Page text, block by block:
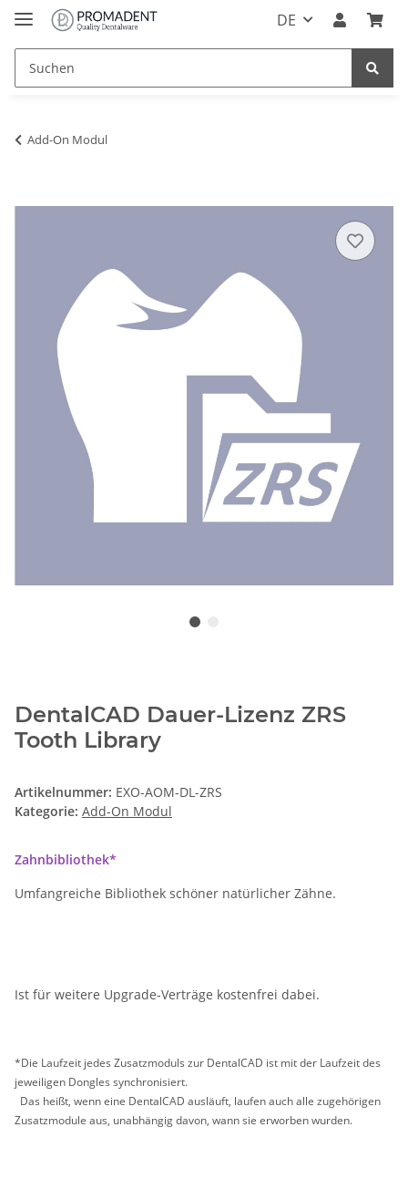
DE
Add-On Modul
DentalCAD Dauer-Lizenz ZRS
Tooth Library
Artikelnummer: EXO-AOM-DL-ZRS
Kategorie: Add-On Modul
Zahnbibliothek*
Umfangreiche Bibliothek schöner natürlicher Zähne.
Ist für weitere Upgrade-Verträge kostenfrei dabei.
*Die Laufzeit jedes Zusatzmoduls zur DentalCAD ist mit der Laufzeit des
jeweiligen Dongles synchronisiert.
Das heißt, wenn eine DentalCAD ausläuft, laufen auch alle zugehörigen
Zusatzmodule aus, unabhängig davon, wann sie erworben wurden.